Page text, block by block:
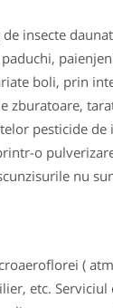
insecte
boli, prin
zburatoare,
pesticide
o
nu
(
etc.